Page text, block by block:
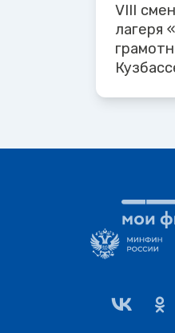
VIII
лагеря